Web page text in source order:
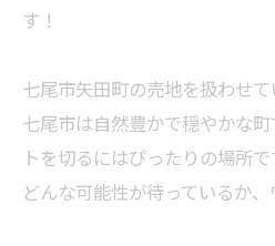
す！
七尾市矢田町の売地を扱わせ
七尾市は自然豊かで穏やかな
トを切るにはぴったりの場所
どんな可能性が待っているか、